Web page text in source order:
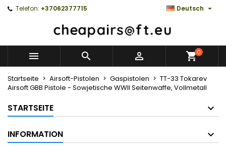
Telefon: +37062377715 Deutsch 
   0
Startseite Airsoft-Pistolen Gaspistolen
TT-33 Tokarev
Airsoft GBB Pistole - Sowjetische WWII Seitenwaffe, Vollmetall
STARTSEITE
INFORMATION